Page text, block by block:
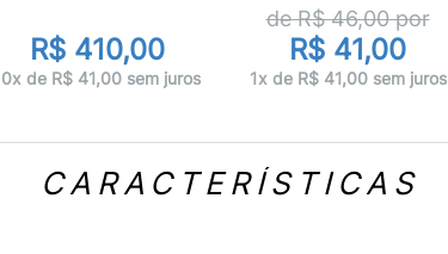
R$ 410,00
de R$ 41,00 sem juros
de R$46,00por
R$ 41,00
1x de R$ 41,00 sem juros
CARACTERÍSTICAS